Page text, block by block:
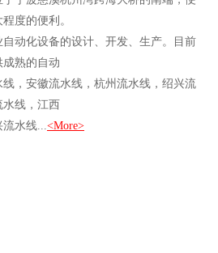
度的便利。
动化设备的设计、开发、生产。目前
熟的自动
，安徽流水线，杭州流水线，绍兴流
线，江西
水线... <More>